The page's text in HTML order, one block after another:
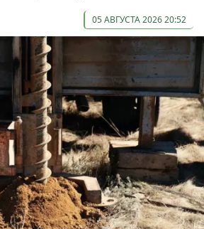
05 АВГУСТА 2026 20:52